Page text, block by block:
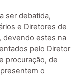
ser debatida,
e Diretores de
devendo estes na
pelo Diretor
procuração, de
o